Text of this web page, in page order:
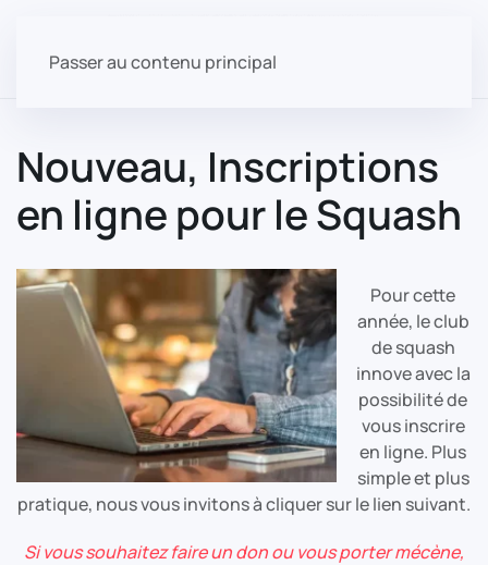
Passer au contenu principal
Nouveau, Inscriptions
en ligne pour le Squash
Pour cette
année, le club
de squash
innove avec la
possibilité de
vous inscrire
en ligne. Plus
simple et plus
pratique, nous vous invitons à cliquer sur le lien suivant.
Si vous souhaitez faire un don ou vous porter mécène,